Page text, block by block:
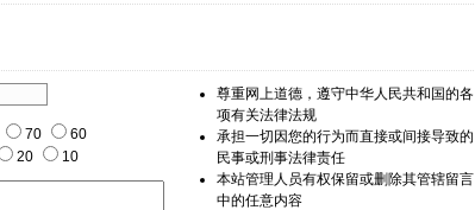
尊重网上道德，遵守中华人民共和国的各
项有关法律法规
承担一切因您的行为而直接或间接导致的
民事或刑事法律责任
本站管理人员有权保留或删除其管辖留言
中的任意内容
70
60
20
10